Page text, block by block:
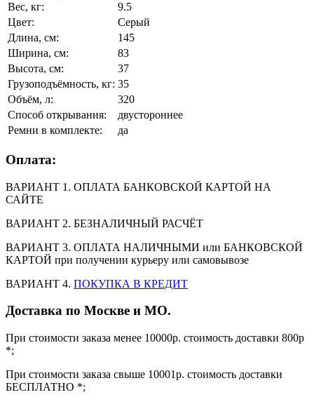
Вес, кг:
9.5
Цвет:
Серый
Длина, см:
145
Ширина, см:
83
Высота, см:
37
Грузоподъёмность, кг: 35
Объём, л:
320
Способ открывания:
двустороннее
Ремни в комплекте:
да
Оплата:
ВАРИАНТ 1. ОПЛАТА БАНКОВСКОЙ КАРТОЙ НА
САЙТЕ
ВАРИАНТ 2. БЕЗНАЛИЧНЫЙ РАСЧЁТ
ВАРИАНТ 3. ОПЛАТА НАЛИЧНЫМИ или БАНКОВСКОЙ
КАРТОЙ при получении курьеру или самовывозе
ВАРИАНТ 4. ПОКУПКА В КРЕДИТ
Доставка по Москве и МО.
При стоимости заказа менее 10000р. стоимость доставки 800р
*;
При стоимости заказа свыше 10001р. стоимость доставки
БЕСПЛАТНО *;